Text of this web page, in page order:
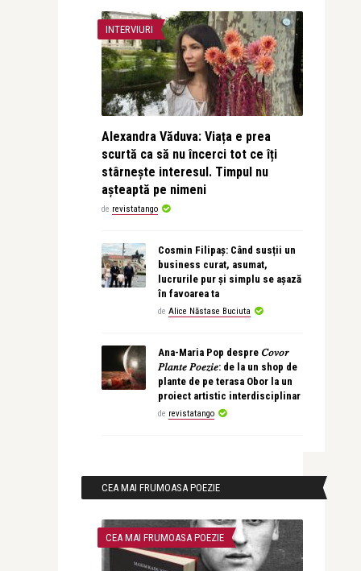
INTERVIURI
Alexandra Văduva: Viața e prea
scurtă ca să nu încerci tot ce îți
stârnește interesul. Timpul nu
așteaptă pe nimeni
de revistatango
Cosmin Filipaș: Când susții un
business curat, asumat,
lucrurile pur și simplu se așază
în favoarea ta
de Alice Năstase Buciuta
Ana-Maria Pop despre 𝐶𝑜𝑣𝑜𝑟
𝑃𝑙𝑎𝑛𝑡𝑒 𝑃𝑜𝑒𝑧𝑖𝑒: de la un shop de
plante de pe terasa Obor la un
proiect artistic interdisciplinar
de revistatango
CEA MAI FRUMOASA POEZIE
CEA MAI FRUMOASA POEZIE